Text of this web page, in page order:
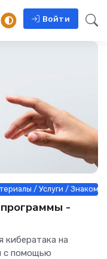
Войти
/ Услуги /
-
кибератака на
с помощью